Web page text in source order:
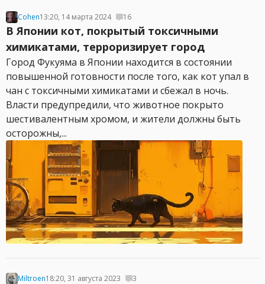
Cohen13:20, 14 марта 2024 16
В Японии кот, покрытый токсичными
химикатами, терроризирует город
Город Фукуяма в Японии находится в состоянии
повышенной готовности после того, как кот упал в
чан с токсичными химикатами и сбежал в ночь.
Власти предупредили, что животное покрыто
шестивалентным хромом, и жители должны быть
осторожны,...
Miltroen18:20, 31 августа 2023 3